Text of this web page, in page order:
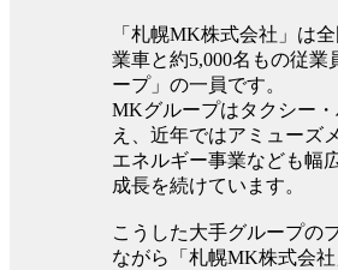
「札幌MK株式会社」は
業車と約5,000名もの従
ープ」の一員です。
MKグループはタクシー
え、近年ではアミューズ
エネルギー事業なども幅
成長を続けています。
こうした大手グループの
ながら「札幌MK株式会